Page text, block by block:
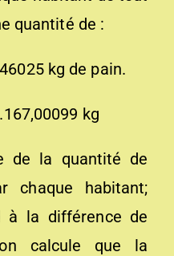
quantité de :
kg de pain.
kg
de la quantité de
chaque habitant;
à la différence de
calcule que la